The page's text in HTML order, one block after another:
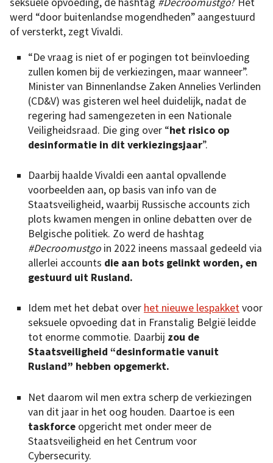
werd “door buitenlandse mogendheden” aangestuurd
of versterkt, zegt Vivaldi.
“De vraag is niet of er pogingen tot beïnvloeding
zullen komen bij de verkiezingen, maar wanneer”.
Minister van Binnenlandse Zaken Annelies Verlinden
(CD&V) was gisteren wel heel duidelijk, nadat de
regering had samengezeten in een Nationale
Veiligheidsraad. Die ging over “het risico op
desinformatie in dit verkiezingsjaar”.
Daarbij haalde Vivaldi een aantal opvallende
voorbeelden aan, op basis van info van de
Staatsveiligheid, waarbij Russische accounts zich
plots kwamen mengen in online debatten over de
Belgische politiek. Zo werd de hashtag
#Decroomustgo in 2022 ineens massaal gedeeld via
allerlei accounts die aan bots gelinkt worden, en
gestuurd uit Rusland.
Idem met het debat over het nieuwe lespakketvoor
seksuele opvoeding dat in Franstalig België leidde
tot enorme commotie. Daarbij zou de
Staatsveiligheid “desinformatie vanuit
Rusland” hebben opgemerkt.
Net daarom wil men extra scherp de verkiezingen
van dit jaar in het oog houden. Daartoe is een
taskforce opgericht met onder meer de
Staatsveiligheid en het Centrum voor
Cybersecurity.